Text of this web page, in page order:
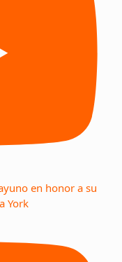
en honor a su
York